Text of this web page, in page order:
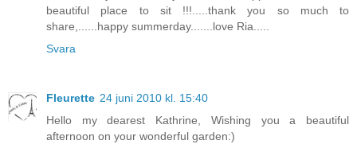
beautiful place to sit !!!.....thank you so much to
share,......happy summerday.......love Ria.....
Svara
Fleurette 24 juni 2010 kl. 15:40
Hello my dearest Kathrine, Wishing you a beautiful
afternoon on your wonderful garden:)